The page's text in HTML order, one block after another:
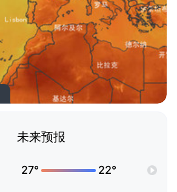
未来预报
27° 22°